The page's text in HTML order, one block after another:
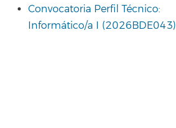
Convocatoria Perfil Técnico:
Informático/a I (2026BDE043)